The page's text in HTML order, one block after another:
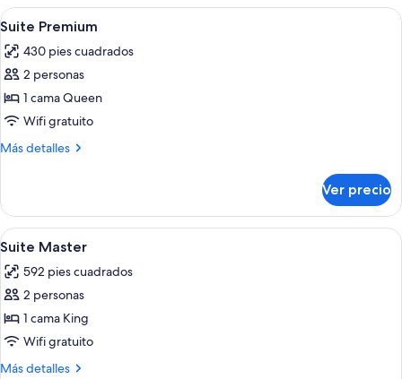
Abrir
todas
las
fotos
de
Suite
Premium
Ropa de cama de alta calidad y
7
Suite Premium
430 pies cuadrados
2 personas
1 cama Queen
Wifi gratuito
Más detalles
Más
Premium
Ver precio
Abrir
todas
las
fotos
de
Suite
Master
Ropa de cama de alta calidad y
6
Suite Master
592 pies cuadrados
2 personas
1 cama King
Wifi gratuito
Más detalles
Más